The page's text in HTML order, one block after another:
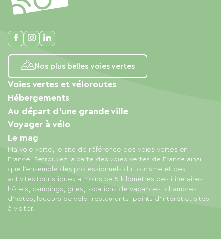
Nos plus belles voies vertes
Ma voie verte, le site de référence des voies vertes en
France. Retrouvez la carte des voies vertes de France ainsi
que l'ensemble des professionnels du tourisme et des
activités touristiques à moins de 5 kilomètres des itinéraires :
hôtels, campings, gîtes, locations de vacances, chambres
d'hôtes, loueurs de vélo, restaurants, points d'intérêt et sites
à visiter.
Voies vertes et véloroutes
Hébergements
Au départ d'une grande ville
Voyager à vélo
Le mag